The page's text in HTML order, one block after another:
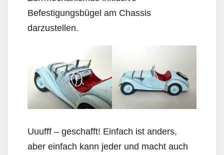
Befestigungsbügel am Chassis
darzustellen.
Uuufff – geschafft! Einfach ist anders,
aber einfach kann jeder und macht auch